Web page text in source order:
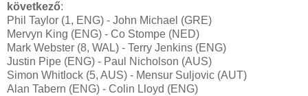
következő:
Phil Taylor (1, ENG) - John Michael (GRE)
Mervyn King (ENG) - Co Stompe (NED)
Mark Webster (8, WAL) - Terry Jenkins (ENG)
Justin Pipe (ENG) - Paul Nicholson (AUS)
Simon Whitlock (5, AUS) - Mensur Suljovic (AUT)
Alan Tabern (ENG) - Colin Lloyd (ENG)